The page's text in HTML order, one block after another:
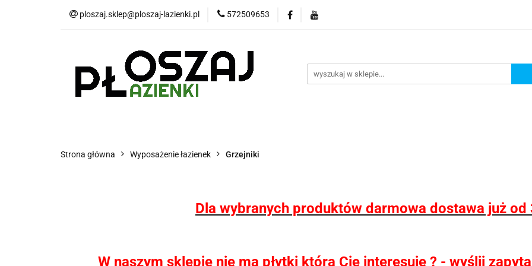
ploszaj.sklep@ploszaj-lazienki.pl 572509653
Płytki Panele wodoodporne MHC
Wyposażenie kuchni Konfigurator kabin Kerria
Strona główna Wyposażenie łazienek Grzejniki
Dla wybranych produktów darmowa dostawa już od
W naszym sklepie nie ma płytki która Cię interesuje ? - wyślij